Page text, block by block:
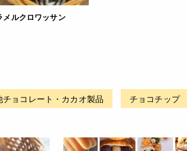
メルクロワッサン
チョコレート・カカオ製品 チョコチップ